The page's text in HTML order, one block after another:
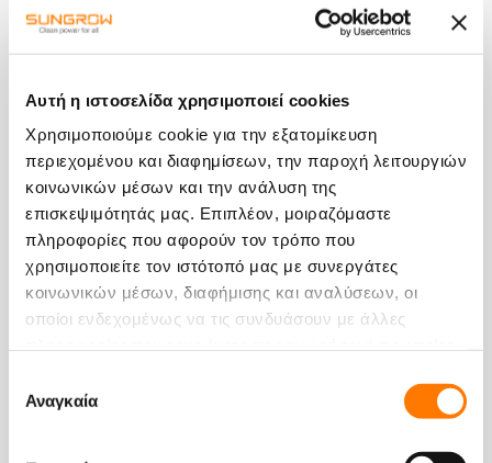
Αυτή η ιστοσελίδα χρησιμοποιεί cookies
Χρησιμοποιούμε cookie για την εξατομίκευση
περιεχομένου και διαφημίσεων, την παροχή λειτουργιών
κοινωνικών μέσων και την ανάλυση της
επισκεψιμότητάς μας. Επιπλέον, μοιραζόμαστε
πληροφορίες που αφορούν τον τρόπο που
χρησιμοποιείτε τον ιστότοπό μας με συνεργάτες
κοινωνικών μέσων, διαφήμισης και αναλύσεων, οι
οποίοι ενδεχομένως να τις συνδυάσουν με άλλες
των υπηρεσιών τους.
συγκατάθεσης
Αναγκαία
Οικιακά Συστήματα Αποθήκευσης
Συστήματα Αποθήκευσης Μεγάλης Κλίμακας
ΦΟΡΤΙΣΗ ΗΛΕΚΤΡΙΚΩΝ ΑΥΤΟΚΙΝΗΤΩΝ (EV)
Οικιακή λύση Inverter + Μπαταρία + Φορτιστής
Φόρτιση DC
Δημόσια ταχεία φόρτιση
ΠΛΩΤΑ ΦΩΤΟΒΟΛΤΑΪΚΑ ΣΥΣΤΗΜΑΤΑ
Πλωτό Φ/Β Σύστημα
Οικιακά Φωτοβολταϊκά Συστήματα